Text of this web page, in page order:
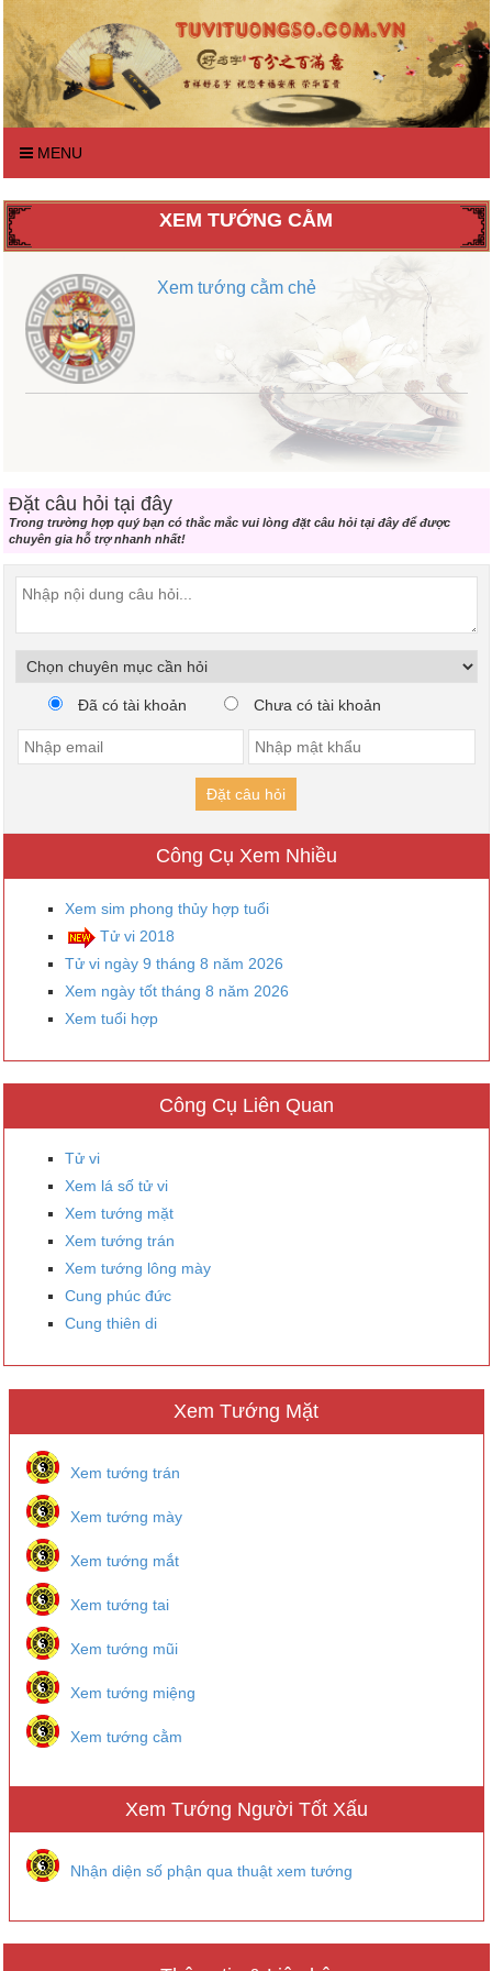
MENU
XEM TƯỚNG CẰM
Xem tướng cằm chẻ
Đặt câu hỏi tại đây
Trong trường hợp quý bạn có thắc mắc vui lòng đặt câu hỏi tại đây để được
chuyên gia hỗ trợ nhanh nhất!
Đã có tài khoản Chưa có tài khoản
Đặt câu hỏi
Công Cụ Xem Nhiều
Xem sim phong thủy hợp tuổi
Tử vi 2018
Tử vi ngày 9 tháng 8 năm 2026
Xem ngày tốt tháng 8 năm 2026
Xem tuổi hợp
Công Cụ Liên Quan
Tử vi
Xem lá số tử vi
Xem tướng mặt
Xem tướng trán
Xem tướng lông mày
Cung phúc đức
Cung thiên di
Xem Tướng Mặt
Xem tướng trán
Xem tướng mày
Xem tướng mắt
Xem tướng tai
Xem tướng mũi
Xem tướng miệng
Xem tướng cằm
Xem Tướng Người Tốt Xấu
Nhận diện số phận qua thuật xem tướng